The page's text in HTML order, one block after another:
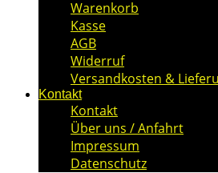
Warenkorb
Kasse
AGB
Widerruf
Versandkosten &
Kontakt
Kontakt
Über uns / Anfahrt
Impressum
Datenschutz